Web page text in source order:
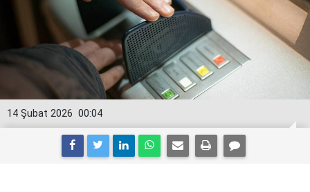
00:04
14 Şubat 2026